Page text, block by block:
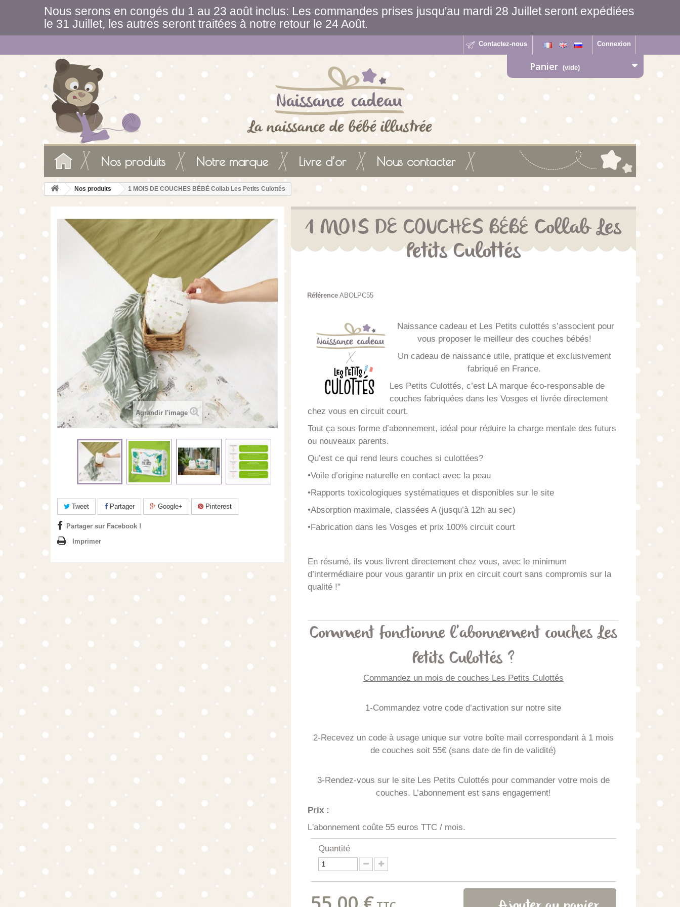
Nous serons en congés du 1 au 23 août inclus: Les commandes prises jusqu'au mardi 28 Juillet seront expédiées
le 31 Juillet, les autres seront traitées à notre retour le 24 Août.
Connexion
Contactez-nous
Panier (vide)
Nos produits Notre marque Livre d’or Nous contacter
Nos produits 1 MOIS DE COUCHES BÉBÉ Collab Les Petits Culottés
Agrandir l'image
Tweet Partager Google+ Pinterest
Partager sur Facebook !
Imprimer
1 MOIS DE COUCHES BÉBÉ Collab Les
Petits Culottés
Référence ABOLPC55
Naissance cadeau et Les Petits culottés s’associent pour
vous proposer le meilleur des couches bébés!
Un cadeau de naissance utile, pratique et exclusivement
fabriqué en France.
Les Petits Culottés, c’est LA marque éco-responsable de
couches fabriquées dans les Vosges et livrée directement
chez vous en circuit court.
Tout ça sous forme d’abonnement, idéal pour réduire la charge mentale des futurs
ou nouveaux parents.
Qu’est ce qui rend leurs couches si culottées?
•Voile d’origine naturelle en contact avec la peau
•Rapports toxicologiques systématiques et disponibles sur le site
•Absorption maximale, classées A (jusqu’à 12h au sec)
•Fabrication dans les Vosges et prix 100% circuit court
En résumé, ils vous livrent directement chez vous, avec le minimum
d’intermédiaire pour vous garantir un prix en circuit court sans compromis sur la
qualité !"
Comment fonctionne l'abonnement couches Les
Petits Culottés ?
Commandez un mois de couches Les Petits Culottés
1-Commandez votre code d’activation sur notre site
2-Recevez un code à usage unique sur votre boîte mail correspondant à 1 mois
de couches soit 55€ (sans date de fin de validité)
3-Rendez-vous sur le site Les Petits Culottés pour commander votre mois de
couches. L’abonnement est sans engagement!
Prix :
L'abonnement coûte 55 euros TTC / mois.
Quantité